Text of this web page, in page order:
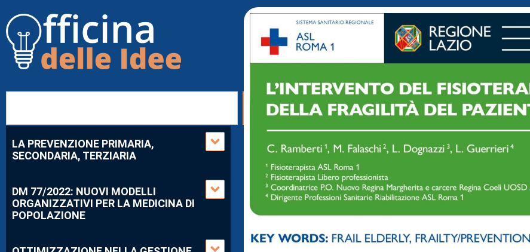
LA PREVENZIONE PRIMARIA,
SECONDARIA, TERZIARIA
DM 77/2022: NUOVI MODELLI
ORGANIZZATIVI PER LA MEDICINA DI
POPOLAZIONE